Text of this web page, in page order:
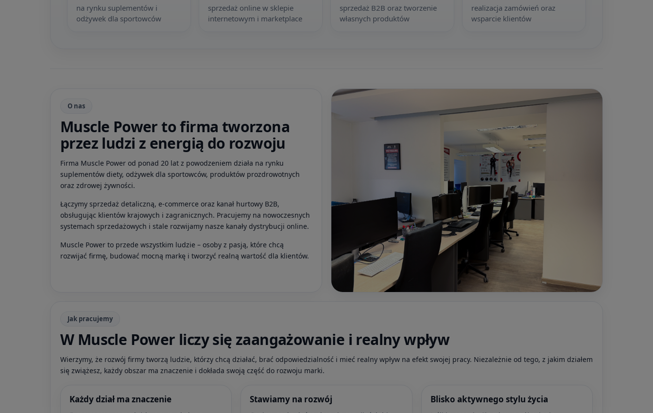
na rynku suplementów i
odżywek dla sportowców
sprzedaż online w sklepie
internetowym i marketplace
sprzedaż B2B oraz tworzenie
własnych produktów
realizacja zamówień oraz
wsparcie klientów
O nas
Muscle Power to firma tworzona
przez ludzi z energią do rozwoju
Firma Muscle Power od ponad 20 lat z powodzeniem działa na rynku
suplementów diety, odżywek dla sportowców, produktów prozdrowotnych
oraz zdrowej żywności.
Łączymy sprzedaż detaliczną, e-commerce oraz kanał hurtowy B2B,
obsługując klientów krajowych i zagranicznych. Pracujemy na nowoczesnych
systemach sprzedażowych i stale rozwijamy nasze kanały dystrybucji online.
Muscle Power to przede wszystkim ludzie – osoby z pasją, które chcą
rozwijać firmę, budować mocną markę i tworzyć realną wartość dla klientów.
Jak pracujemy
W Muscle Power liczy się zaangażowanie i realny wpływ
Wierzymy, że rozwój firmy tworzą ludzie, którzy chcą działać, brać odpowiedzialność i mieć realny wpływ na efekt swojej pracy. Niezależnie od tego, z jakim działem
się zwiążesz, każdy obszar ma znaczenie i dokłada swoją część do rozwoju marki.
Każdy dział ma znaczenie Stawiamy na rozwój Blisko aktywnego stylu życia